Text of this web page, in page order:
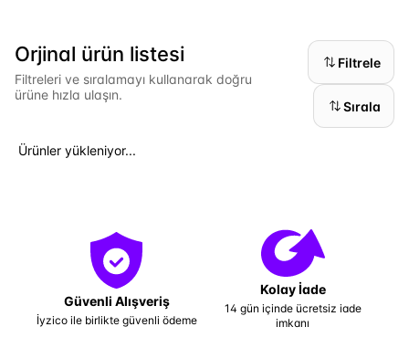
Orjinal ürün listesi
Filtreleri ve sıralamayı kullanarak doğru
ürüne hızla ulaşın.
Filtrele
Sırala
Ürünler yükleniyor...
Güvenli Alışveriş
İyzico ile birlikte güvenli ödeme
Kolay İade
14 gün içinde ücretsiz iade
imkanı